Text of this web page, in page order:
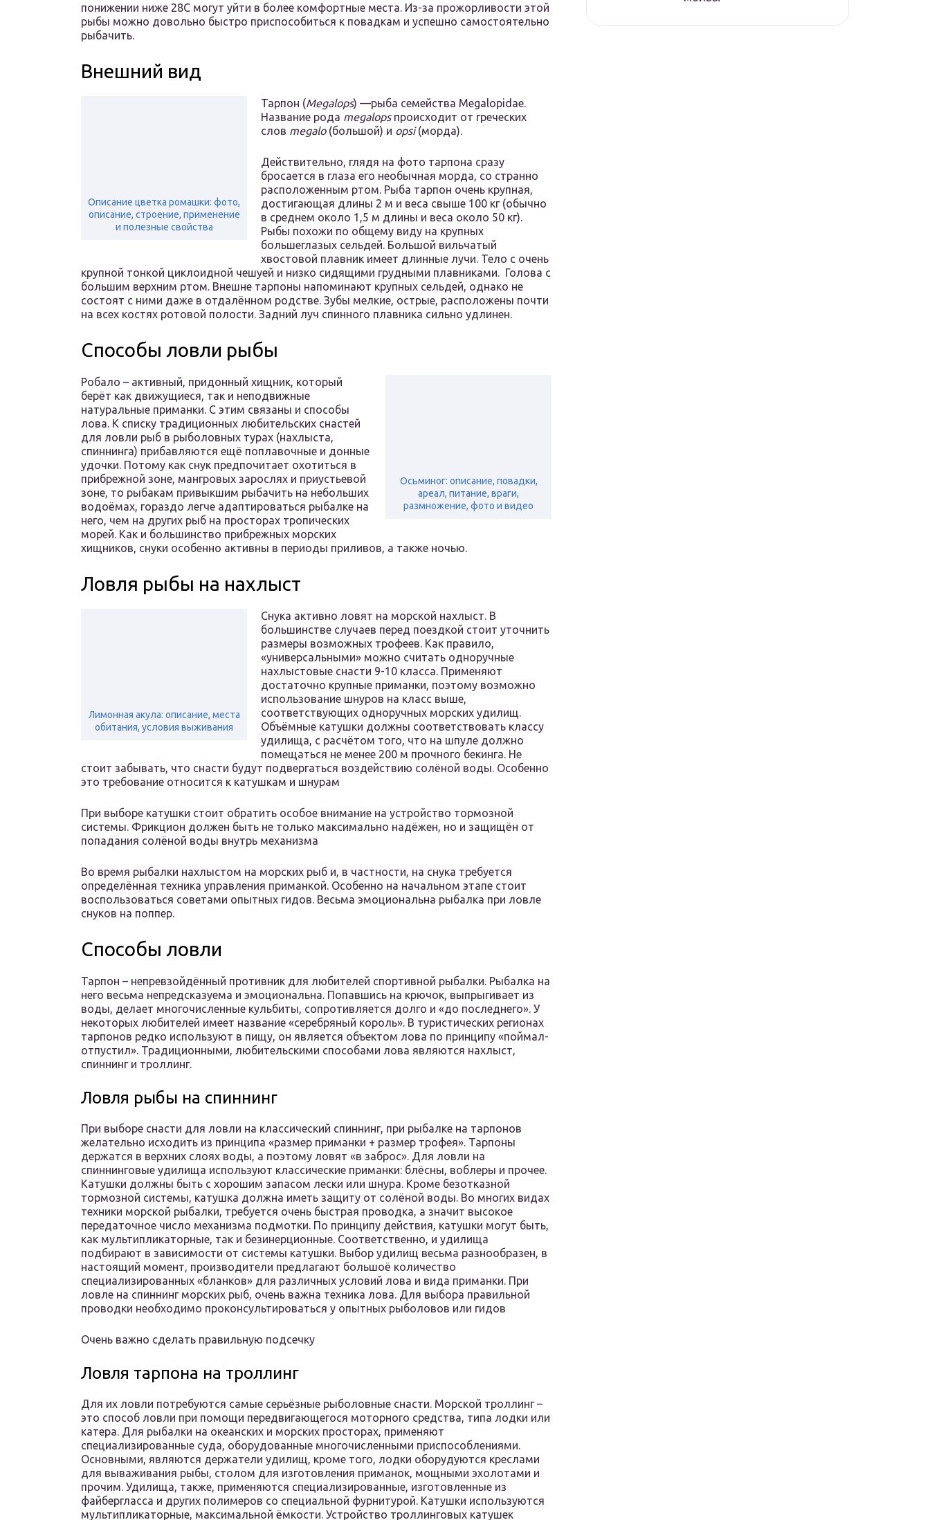
понижении ниже 28С могут уйти в более комфортные места. Из-за прожорливости этой
рыбы можно довольно быстро приспособиться к повадкам и успешно самостоятельно
рыбачить.
Внешний вид
Описание цветка ромашки: фото,
описание, строение, применение
и полезные свойства
Тарпон (Megalops) —рыба семейства Megalopidae.
Название рода megalopsпроисходит от греческих
слов megalo(большой) и opsi(морда).
Действительно, глядя на фото тарпона сразу
бросается в глаза его необычная морда, со странно
расположенным ртом. Рыба тарпон очень крупная,
достигающая длины 2 м и веса свыше 100 кг (обычно
в среднем около 1,5 м длины и веса около 50 кг).
Рыбы похожи по общему виду на крупных
большеглазых сельдей. Большой вильчатый
хвостовой плавник имеет длинные лучи. Тело с очень
крупной тонкой циклоидной чешуей и низко сидящими грудными плавниками. Голова с
большим верхним ртом. Внешне тарпоны напоминают крупных сельдей, однако не
состоят с ними даже в отдалённом родстве. Зубы мелкие, острые, расположены почти
на всех костях ротовой полости. Задний луч спинного плавника сильно удлинен.
Способы ловли рыбы
Осьминог: описание, повадки,
ареал, питание, враги,
размножение, фото и видео
Робало – активный, придонный хищник, который
берёт как движущиеся, так и неподвижные
натуральные приманки. С этим связаны и способы
лова. К списку традиционных любительских снастей
для ловли рыб в рыболовных турах (нахлыста,
спиннинга) прибавляются ещё поплавочные и донные
удочки. Потому как снук предпочитает охотиться в
прибрежной зоне, мангровых зарослях и приустьевой
зоне, то рыбакам привыкшим рыбачить на небольших
водоёмах, гораздо легче адаптироваться рыбалке на
него, чем на других рыб на просторах тропических
морей. Как и большинство прибрежных морских
хищников, снуки особенно активны в периоды приливов, а также ночью.
Ловля рыбы на нахлыст
Лимонная акула: описание, места
обитания, условия выживания
Снука активно ловят на морской нахлыст. В
большинстве случаев перед поездкой стоит уточнить
размеры возможных трофеев. Как правило,
«универсальными» можно считать одноручные
нахлыстовые снасти 9-10 класса. Применяют
достаточно крупные приманки, поэтому возможно
использование шнуров на класс выше,
соответствующих одноручных морских удилищ.
Объёмные катушки должны соответствовать классу
удилища, с расчётом того, что на шпуле должно
помещаться не менее 200 м прочного бекинга. Не
стоит забывать, что снасти будут подвергаться воздействию солёной воды. Особенно
это требование относится к катушкам и шнурам
При выборе катушки стоит обратить особое внимание на устройство тормозной
системы. Фрикцион должен быть не только максимально надёжен, но и защищён от
попадания солёной воды внутрь механизма
Во время рыбалки нахлыстом на морских рыб и, в частности, на снука требуется
определённая техника управления приманкой. Особенно на начальном этапе стоит
воспользоваться советами опытных гидов. Весьма эмоциональна рыбалка при ловле
снуков на поппер.
Способы ловли
Тарпон – непревзойдённый противник для любителей спортивной рыбалки. Рыбалка на
него весьма непредсказуема и эмоциональна. Попавшись на крючок, выпрыгивает из
воды, делает многочисленные кульбиты, сопротивляется долго и «до последнего». У
некоторых любителей имеет название «серебряный король». В туристических регионах
тарпонов редко используют в пищу, он является объектом лова по принципу «поймал-
отпустил». Традиционными, любительскими способами лова являются нахлыст,
спиннинг и троллинг.
Ловля рыбы на спиннинг
При выборе снасти для ловли на классический спиннинг, при рыбалке на тарпонов
желательно исходить из принципа «размер приманки + размер трофея». Тарпоны
держатся в верхних слоях воды, а поэтому ловят «в заброс». Для ловли на
спиннинговые удилища используют классические приманки: блёсны, воблеры и прочее.
Катушки должны быть с хорошим запасом лески или шнура. Кроме безотказной
тормозной системы, катушка должна иметь защиту от солёной воды. Во многих видах
техники морской рыбалки, требуется очень быстрая проводка, а значит высокое
передаточное число механизма подмотки. По принципу действия, катушки могут быть,
как мультипликаторные, так и безинерционные. Соответственно, и удилища
подбирают в зависимости от системы катушки. Выбор удилищ весьма разнообразен, в
настоящий момент, производители предлагают большоё количество
специализированных «бланков» для различных условий лова и вида приманки. При
ловле на спиннинг морских рыб, очень важна техника лова. Для выбора правильной
проводки необходимо проконсультироваться у опытных рыболовов или гидов
Очень важно сделать правильную подсечку
Ловля тарпона на троллинг
Для их ловли потребуются самые серьёзные рыболовные снасти. Морской троллинг –
это способ ловли при помощи передвигающегося моторного средства, типа лодки или
катера. Для рыбалки на океанских и морских просторах, применяют
специализированные суда, оборудованные многочисленными приспособлениями.
Основными, являются держатели удилищ, кроме того, лодки оборудуются креслами
для вываживания рыбы, столом для изготовления приманок, мощными эхолотами и
прочим. Удилища, также, применяются специализированные, изготовленные из
файбергласса и других полимеров со специальной фурнитурой. Катушки используются
мультипликаторные, максимальной ёмкости. Устройство троллинговых катушек